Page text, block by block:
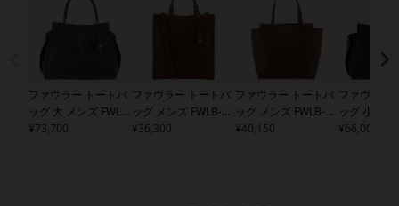
ファウラー トートバ
ッグ 大 メンズ FWLB-
114 FOWLER | ビジ
¥73,700
ファウラー トートバ
ッグ メンズ FWLB-11
6 FOWLER | 2WAY シ
¥36,300
ファウラー トートバ
ッグ メンズ FWLB-11
7 FOWLER | ビジネ
¥40,150
ファウラー
ッグ 小 メ
115
¥66,000